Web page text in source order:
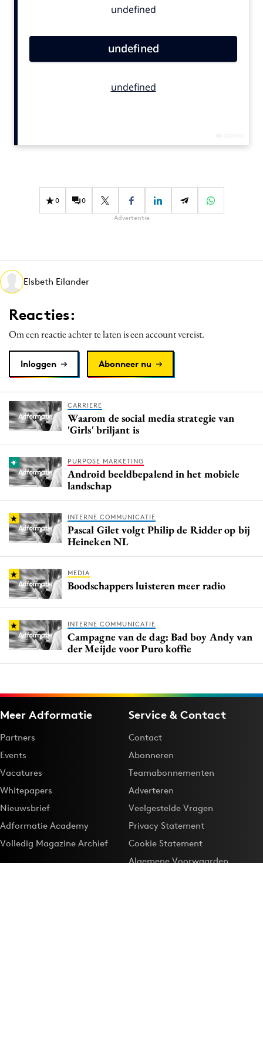
Contentmarketing
Effectiviteit
Gedragsverandering
Martech
Media
Merkstrategie
PR
Programmatic
Reputatie & crisis
0 0
Advertentie
Elsbeth Eilander
Reacties:
Om een reactie achter te laten is een account vereist.
Inloggen Abonneer nu
CARRIERE
Waarom de social media strategie van
'Girls' briljant is
PURPOSE MARKETING
Android beeldbepalend in het mobiele
landschap
INTERNE COMMUNICATIE
Pascal Gilet volgt Philip de Ridder op bij
Heineken NL
MEDIA
Boodschappers luisteren meer radio
INTERNE COMMUNICATIE
Campagne van de dag: Bad boy Andy van
der Meijde voor Puro koffie
Meer Adformatie
Partners
Events
Vacatures
Whitepapers
Nieuwsbrief
Adformatie Academy
Volledig Magazine Archief
Service & Contact
Contact
Abonneren
Teamabonnementen
Adverteren
Veelgestelde Vragen
Privacy Statement
Cookie Statement
Algemene Voorwaarden